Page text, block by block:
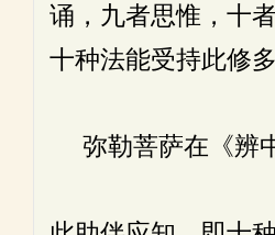
诵，九者思惟，十
十种法能受持此修
弥勒菩萨在《辨